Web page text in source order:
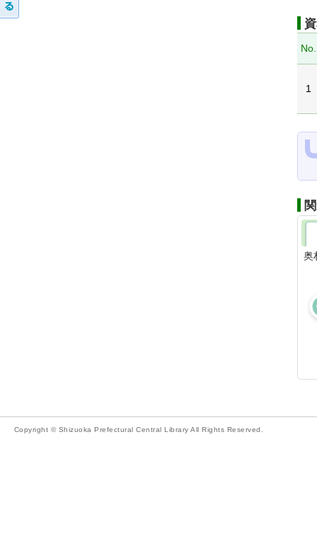
No.
1
奥
Copyright © Shizuoka Prefectural Central Library All Rights Reserved.